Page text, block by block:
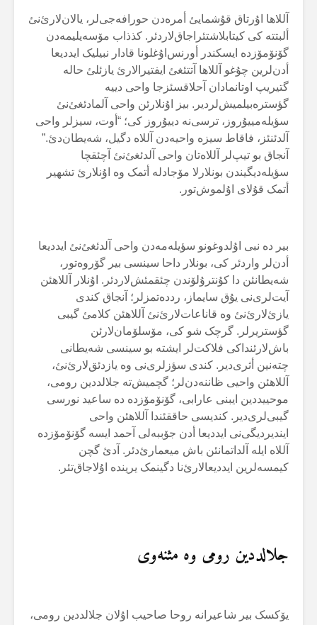
آللاها اۇرتاق قۇشمایئ أمرەدن حورافەجی‌لر، یالان‌لارئ‌نئ
ألبتتە کی کیتابلاشتئراجاق‌لاردئر. کذذاب مۆسەیلیمەدن
گۆنۆمۆزدە ایسکندر أورنس‌اۇغلونا قادار نبیلیک ایددیعا
أدن‌لرین چۇغو آللاها آتتئغئ ایفتیرالارئ یازئلئ حالە
گتیریپ اوتانمادان آحلاقسئزجا واحی دییە
گؤسترەبیلمیش‌لردیر. بیز اۇنلارئن واحی آلمادئغئ‌نئ
سؤیلەمییۇروز، ترسی‌نە دییۇروز کی؛ “أوت، سیزلر واحی
آلدئنئز، فاقاط سیزە واحیەدن آللاە دگیل، شەیطان‌دئ.”
آنجاق بو تیپ‌لر آللاەتان واحی آلدئغئ‌نئ آچئقچا
سؤیلەدیگیندن بونلارلا مۆجادلە أتمک وە اۇنلارئ تشهیر
أتمک قۇلای اۇلموش‌تور.
بیر دە نبی اۇلدوغونو سؤیلەمەدن واحی آلدئغئ‌نئ ایددیعا
أدن‌لر واردئر کی، بونلار داحا سینسی بیر گۆروەتور،
شەیطانئن دا کۇنترۇلۆندن چئقمئش‌لاردئر. اۇنلار آللاهئن
آیت‌لری‌نی یۇق سایماز، رددەتمزلر؛ آنجاق کندی
یازئ‌لارئ‌نئ وە قاناعات‌لارئ‌نئ آللاهئن کلامئ گیبی
گؤستریرلر. گرچک شو کی، مۆسلۆمان‌لارئن
باش‌لارئنداکی فلاکت‌لر ایشتە بو سینسی شەیطانی
چتەنین أثری‌دیر. کندی سؤزلری‌نی وە یازدئق‌لارئ‌نئ،
آللاهئن واحیی ظاننەدن‌لر؛ گچمیش‌تە جلالددین رومی،
موحییددین ایبنی عارابی، گۆنۆمۆزدە دە ساعید نورسی
گیبی‌لری‌دیر. کندیسی حاققئندا آللاهئن واحی
ایندیردیگی‌نی ایددیعا أدن جۆببەلی آحمد ایسە گۆنۆمۆزدە
آللاە ایلە آلداتمانئن باش میعمارئ‌دئر. آدئ گچن
کیمسەلرین ایددیعالارئ‌نا دگینمک یریندە اۇلاجاق‌تئر.
جلالددین رومی وە مثنەوی
یۆکسک بیر شاعیرانە روحا صاحیب اۇلان جلالددین رومی،